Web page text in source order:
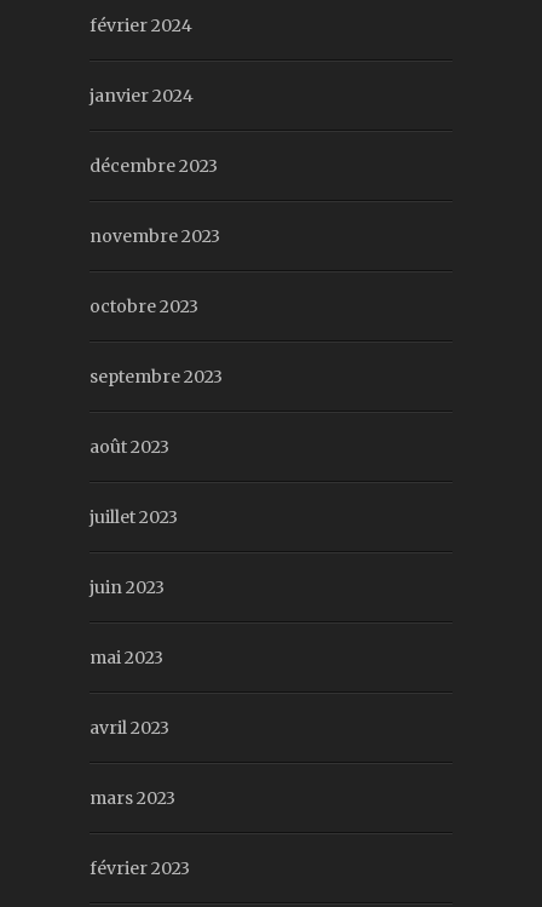
février 2024
janvier 2024
décembre 2023
novembre 2023
octobre 2023
septembre 2023
août 2023
juillet 2023
juin 2023
mai 2023
avril 2023
mars 2023
février 2023